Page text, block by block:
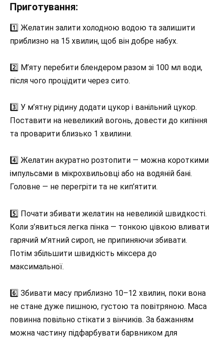
Приготування:
1️⃣ Желатин залити холодною водою та залишити
приблизно на 15 хвилин, щоб він добре набух.
2️⃣ М’яту перебити блендером разом зі 100 мл води,
після чого процідити через сито.
3️⃣ У м’ятну рідину додати цукор і ванільний цукор.
Поставити на невеликий вогонь, довести до кипіння
та проварити близько 1 хвилини.
4️⃣ Желатин акуратно розтопити — можна короткими
імпульсами в мікрохвильовці або на водяній бані.
Головне — не перегріти та не кип’ятити.
5️⃣ Почати збивати желатин на невеликій швидкості.
Коли з’явиться легка пінка — тонкою цівкою вливати
гарячий м’ятний сироп, не припиняючи збивати.
Потім збільшити швидкість міксера до
максимальної.
6️⃣ Збивати масу приблизно 10–12 хвилин, поки вона
не стане дуже пишною, густою та повітряною. Маса
повинна повільно стікати з вінчиків. За бажанням
можна частину підфарбувати барвником для